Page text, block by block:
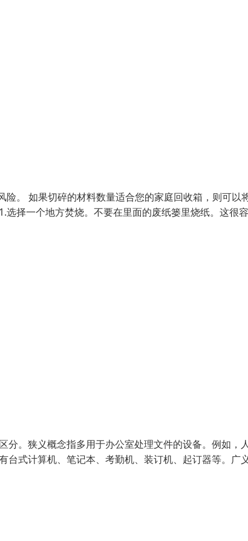
。 如果切碎的材料数量适合您的家庭回收箱，则可以
择一个地方焚烧。不要在里面的废纸篓里烧纸。这很容
分。狭义概念指多用于办公室处理文件的设备。例如，
式计算机、笔记本、考勤机、装订机、起订器等。广